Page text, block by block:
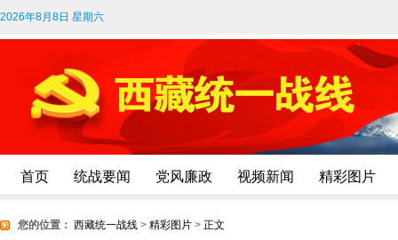
2026年8月8日 星期六
首页 统战要闻 党风廉政 视频新闻 精彩图片
您的位置： 西藏统一战线 > 精彩图片 > 正文